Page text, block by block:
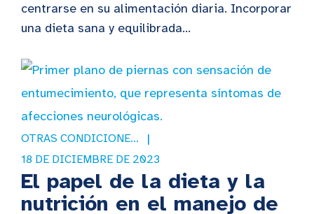
centrarse en su alimentación diaria. Incorporar
una dieta sana y equilibrada...
OTRAS CONDICIONES DE SALUD
18 DE DICIEMBRE DE 2023
El papel de la dieta y la
nutrición en el manejo de